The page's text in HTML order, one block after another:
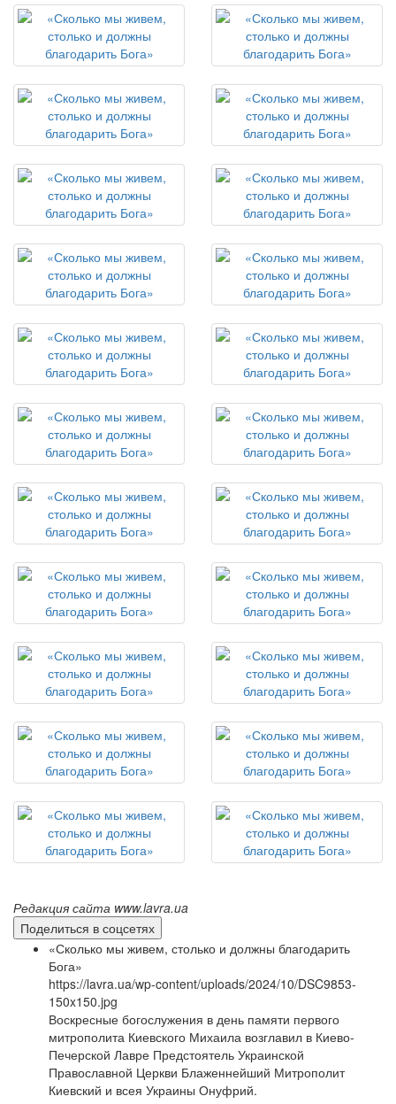
Редакция сайта www.lavra.ua
Поделиться в соцсетях
«Сколько мы живем, столько и должны благодарить
Бога»
https://lavra.ua/wp-content/uploads/2024/10/DSC9853-
150x150.jpg
Воскресные богослужения в день памяти первого
митрополита Киевского Михаила возглавил в Киево-
Печерской Лавре Предстоятель Украинской
Православной Церкви Блаженнейший Митрополит
Киевский и всея Украины Онуфрий.